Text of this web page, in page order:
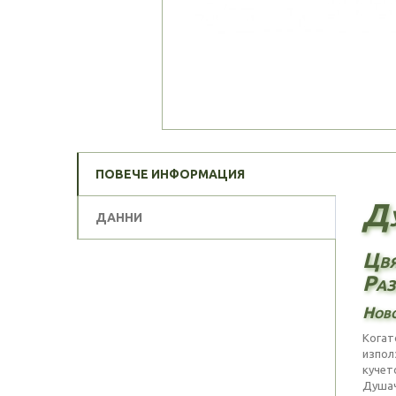
ПОВЕЧЕ ИНФОРМАЦИЯ
ДАННИ